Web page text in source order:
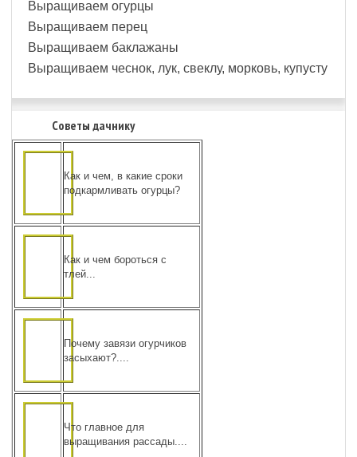
Выращиваем огурцы
Выращиваем перец
Выращиваем баклажаны
Выращиваем чеснок, лук, свеклу, морковь, купусту
Советы дачнику
Как и чем, в какие сроки
подкармливать огурцы?
Как и чем бороться с
тлей...
Почему завязи огурчиков
засыхают?....
Что главное для
выращивания рассады....